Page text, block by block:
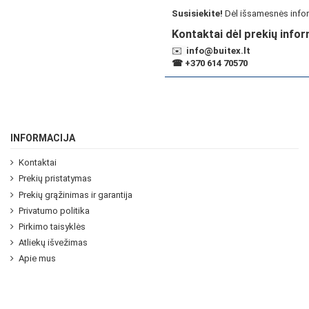
Susisiekite! Dėl išsamesnės
Kontaktai dėl prekių
✉️ info@buitex.lt
☎ +370 614 70570
INFORMACIJA
Kontaktai
Prekių pristatymas
Prekių grąžinimas ir garantija
Privatumo politika
Pirkimo taisyklės
Atliekų išvežimas
Apie mus